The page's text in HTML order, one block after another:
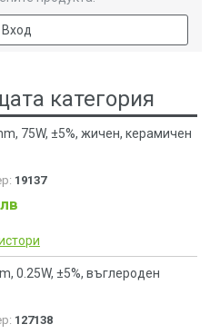
Вход
категория
75W, ±5%, жичен, керамичен
19137
0.25W, ±5%, въглероден
127138